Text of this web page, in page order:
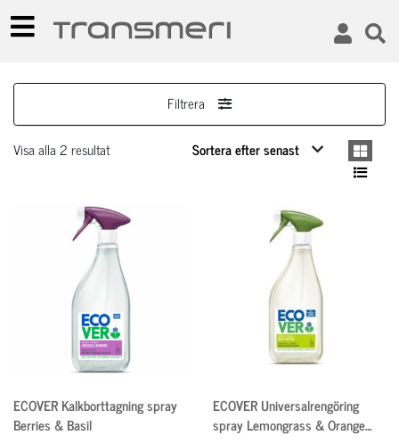
Filtrera
Visa alla 2 resultat
ECOVER Kalkborttagning spray
Berries & Basil
ECOVER Universalrengöring
spray Lemongrass & Orange